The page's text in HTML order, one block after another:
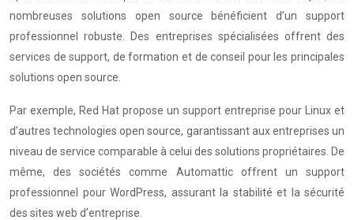
nombreuses solutions open source bénéficient d’un support
professionnel robuste. Des entreprises spécialisées offrent des
services de support, de formation et de conseil pour les principales
solutions open source.
Par exemple, Red Hat propose un support entreprise pour Linux et
d’autres technologies open source, garantissant aux entreprises un
niveau de service comparable à celui des solutions propriétaires. De
même, des sociétés comme Automattic offrent un support
professionnel pour WordPress, assurant la stabilité et la sécurité
des sites web d’entreprise.